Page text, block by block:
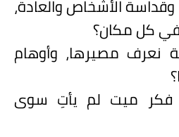
وقداسة الأشخاص والعادة،
في كل مكان؟
نعرف مصيرها، وأوهام
فكر ميت لم يأتِ سوى